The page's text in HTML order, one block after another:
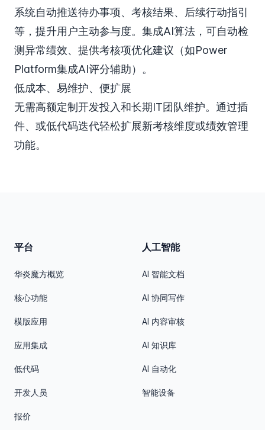
系统自动推送待办事项、考核结果、后续行动指引
等，提升用户主动参与度。集成AI算法，可自动检
测异常绩效、提供考核项优化建议（如Power
Platform集成AI评分辅助）。
低成本、易维护、便扩展
无需高额定制开发投入和长期IT团队维护。通过插
件、或低代码迭代轻松扩展新考核维度或绩效管理
功能。
平台
华炎魔方概览
核心功能
模版应用
应用集成
低代码
开发人员
报价
人工智能
AI 智能文档
AI 协同写作
AI 内容审核
AI 知识库
AI 自动化
智能设备